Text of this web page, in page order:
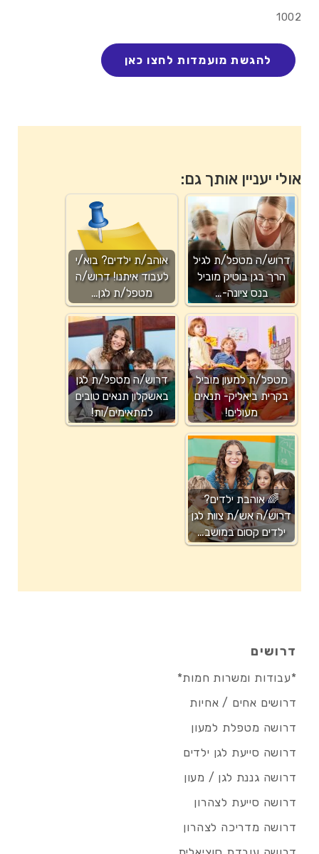
1002
אולי יעניין אותך גם:
דרוש/ה מטפל/ת לגיל
הרך בגן בוטיק מוביל
בנס ציונה-…
אוהב/ת ילדים? בוא/י
לעבוד איתנו! דרוש/ה
מטפל/ת לגן…
מטפל/ת למעון מוביל
בקרית ביאליק- תנאים
מעולים!
דרוש/ה מטפל/ת לגן
באשקלון תנאים טובים
למתאימים/ות!
🌈 אוהבת ילדים?
דרוש/ה אש/ת צוות לגן
ילדים קסום במושב…
דרושים
*עבודות ומשרות חמות*
דרושים אחים / אחיות
דרושה מטפלת למעון
דרושה סייעת לגן ילדים
דרושה גננת לגן / מעון
דרושה סייעת לצהרון
דרושה מדריכה לצהרון